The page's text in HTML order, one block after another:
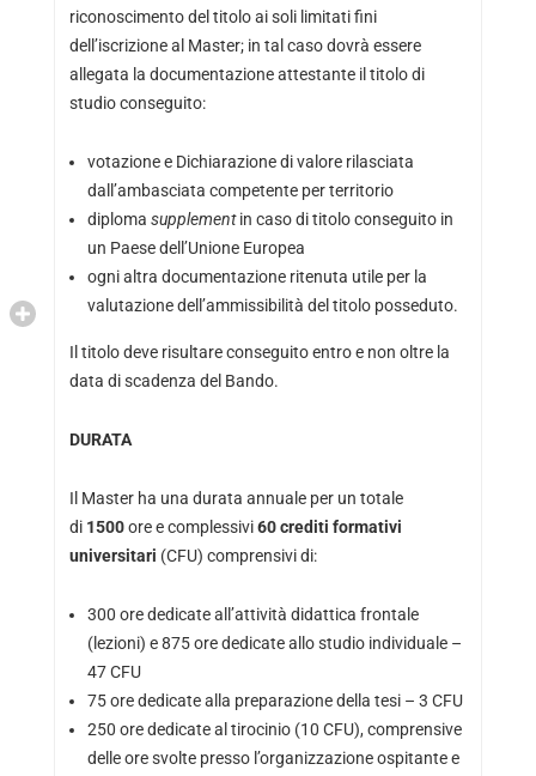
riconoscimento del titolo ai soli limitati fini
dell’iscrizione al Master; in tal caso dovrà essere
allegata la documentazione attestante il titolo di
studio conseguito:
votazione e Dichiarazione di valore rilasciata
dall’ambasciata competente per territorio
diploma supplementin caso di titolo conseguito in
un Paese dell’Unione Europea
ogni altra documentazione ritenuta utile per la
valutazione dell’ammissibilità del titolo posseduto.
Il titolo deve risultare conseguito entro e non oltre la
data di scadenza del Bando.
DURATA
Il Master ha una durata annuale per un totale
di 1500ore e complessivi60 crediti formativi
universitari (CFU) comprensivi di:
300 ore dedicate all’attività didattica frontale
(lezioni) e 875 ore dedicate allo studio individuale –
47 CFU
75 ore dedicate alla preparazione della tesi – 3 CFU
250 ore dedicate al tirocinio (10 CFU), comprensive
delle ore svolte presso l’organizzazione ospitante e